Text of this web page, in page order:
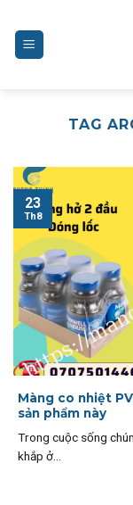
content
TAG
Màng co nhiệt
sản phẩm này
Trong cuộc sống
khắp ở...
23
Th8